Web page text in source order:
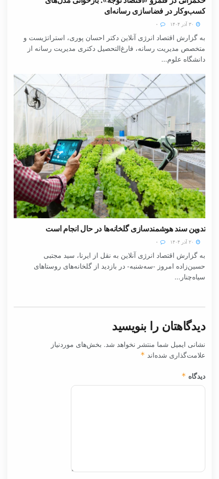
کسب‌وکار در فضاسازی رسانه‌ای
به گزارش اقتصاد انرژی آنلاین دکتر احسان پوری، استراتژیست و
متخصص مدیریت رسانه، فارغ‌التحصیل دکتری مدیریت رسانه از
دانشگاه علوم...
تدوین سند هوشمندسازی گلخانه‌ها در حال انجام است
به گزارش اقتصاد انرژی آنلاین به نقل از ایرنا، سید مجتبی
حسین‌زاده امروز -سه‌شنبه- در بازدید از گلخانه‌های روستاهای
سیاه‌چنار...
دیدگاهتان را بنویسید
نشانی ایمیل شما منتشر نخواهد شد. بخش‌های موردنیاز
علامت‌گذاری شده‌اند *
دیدگاه *